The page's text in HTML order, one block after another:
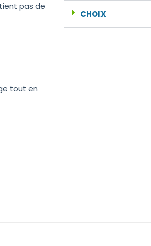
pas de
tout en
CHOIX